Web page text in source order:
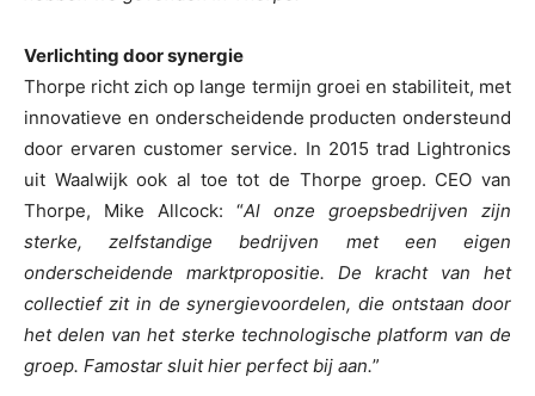
Verlichting door synergie
Thorpe richt zich op lange termijn groei en stabiliteit, met
innovatieve en onderscheidende producten ondersteund
door ervaren customer service. In 2015 trad Lightronics
uit Waalwijk ook al toe tot de Thorpe groep. CEO van
Thorpe, Mike Allcock: “Al onze groepsbedrijven zijn
sterke, zelfstandige bedrijven met een eigen
onderscheidende marktpropositie. De kracht van het
collectief zit in de synergievoordelen, die ontstaan door
het delen van het sterke technologische platform van de
groep. Famostar sluit hier perfect bij aan.”